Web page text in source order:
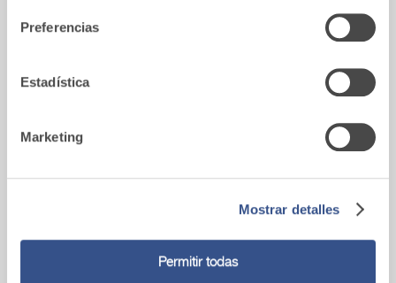
que les haya proporcionado o que hayan recopilado a
Preferencias
Estadística
Marketing
Mostrar detalles
Permitir todas
Conoces nuestros productos y aprendes
cómo aplicarlos